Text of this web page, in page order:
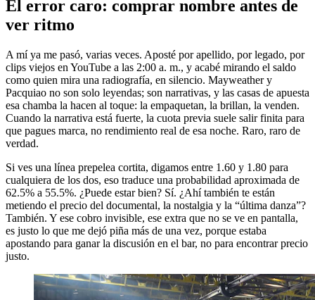
El error caro: comprar nombre antes de
ver ritmo
A mí ya me pasó, varias veces. Aposté por apellido, por legado, por
clips viejos en YouTube a las 2:00 a. m., y acabé mirando el saldo
como quien mira una radiografía, en silencio. Mayweather y
Pacquiao no son solo leyendas; son narrativas, y las casas de apuesta
esa chamba la hacen al toque: la empaquetan, la brillan, la venden.
Cuando la narrativa está fuerte, la cuota previa suele salir finita para
que pagues marca, no rendimiento real de esa noche. Raro, raro de
verdad.
Si ves una línea prepelea cortita, digamos entre 1.60 y 1.80 para
cualquiera de los dos, eso traduce una probabilidad aproximada de
62.5% a 55.5%. ¿Puede estar bien? Sí. ¿Ahí también te están
metiendo el precio del documental, la nostalgia y la “última danza”?
También. Y ese cobro invisible, ese extra que no se ve en pantalla,
es justo lo que me dejó piña más de una vez, porque estaba
apostando para ganar la discusión en el bar, no para encontrar precio
justo.